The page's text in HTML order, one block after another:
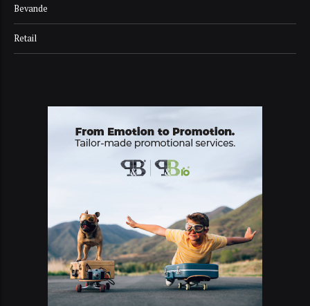
Bevande
Retail